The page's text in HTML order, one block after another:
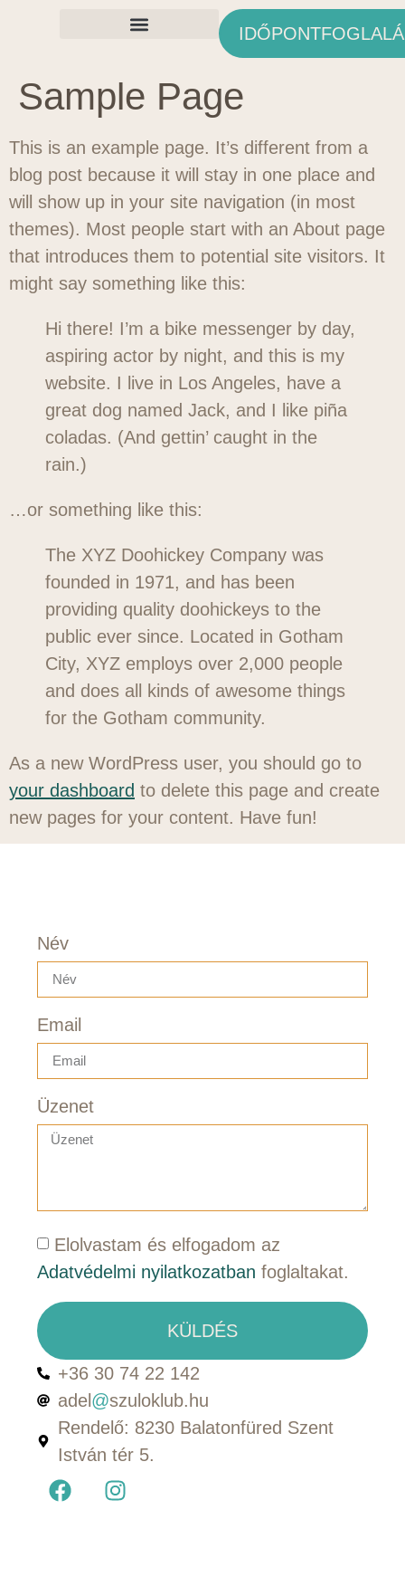
Sample Page
This is an example page. It’s different from a
blog post because it will stay in one place and
will show up in your site navigation (in most
themes). Most people start with an About page
that introduces them to potential site visitors. It
might say something like this:
Hi there! I’m a bike messenger by day,
aspiring actor by night, and this is my
website. I live in Los Angeles, have a
great dog named Jack, and I like piña
coladas. (And gettin’ caught in the
rain.)
…or something like this:
The XYZ Doohickey Company was
founded in 1971, and has been
providing quality doohickeys to the
public ever since. Located in Gotham
City, XYZ employs over 2,000 people
and does all kinds of awesome things
for the Gotham community.
As a new WordPress user, you should go to
your dashboard to delete this page and create
new pages for your content. Have fun!
Név
Email
Üzenet
Elolvastam és elfogadom az
Adatvédelmi nyilatkozatban foglaltakat.
KÜLDÉS
+36 30 74 22 142
adel @szuloklub.hu
Rendelő: 8230 Balatonfüred Szent
István tér 5.